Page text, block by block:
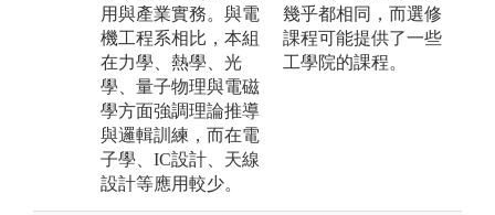
用與產業實務。與電
機工程系相比，本組
在力學、熱學、光
學、量子物理與電磁
學方面強調理論推導
與邏輯訓練，而在電
子學、IC設計、天線
設計等應用較少。
幾乎都相同，而選修
課程可能提供了一些
工學院的課程。